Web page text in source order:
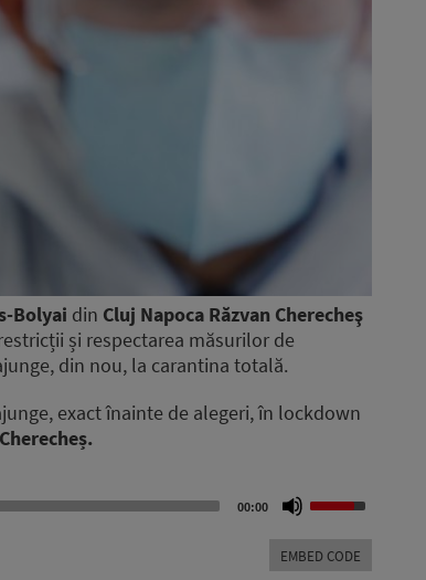
Bolyai din Cluj Napoca Răzvan Cherecheş
și respectarea măsurilor de
din nou, la carantina totală.
exact înainte de alegeri, în lockdown
00:00
Up/Down
keys
EMBED CODE